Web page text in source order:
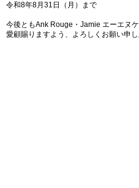
令和8年8月31日（月）まで
今後ともAnk Rouge・Jamie エーエヌ
愛顧賜りますよう、よろしくお願い申し